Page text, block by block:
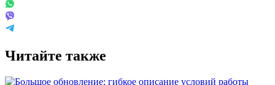
Читайте также